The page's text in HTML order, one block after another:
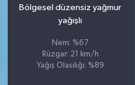
Bölgesel düzensiz yağmur
yağışlı
Nem: %67
Rüzgar: 21 km/h
Yağış Olasılığı: %89